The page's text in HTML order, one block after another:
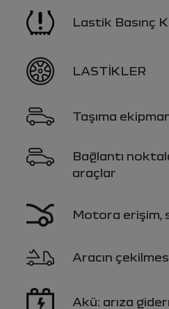
Lastik Basınç
LASTİKLER
Taşıma
Bağlantı
araçlar
Motora erişim,
Aracın
Akü: arıza